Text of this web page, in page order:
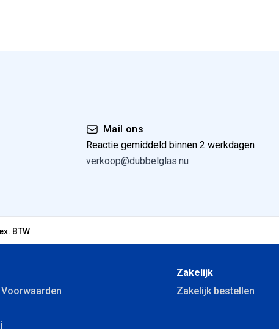
Mail ons
Reactie gemiddeld binnen 2 werkdagen
verkoop@dubbelglas.nu
BTW
Zakelijk
Zakelijk bestellen